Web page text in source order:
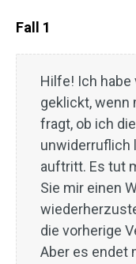
Fall 1
Hilfe! Ich
geklickt, wenn
fragt, ob ich
unwiderruflich
auftritt. Es tut
Sie mir einen
die vorherige
Aber es endet